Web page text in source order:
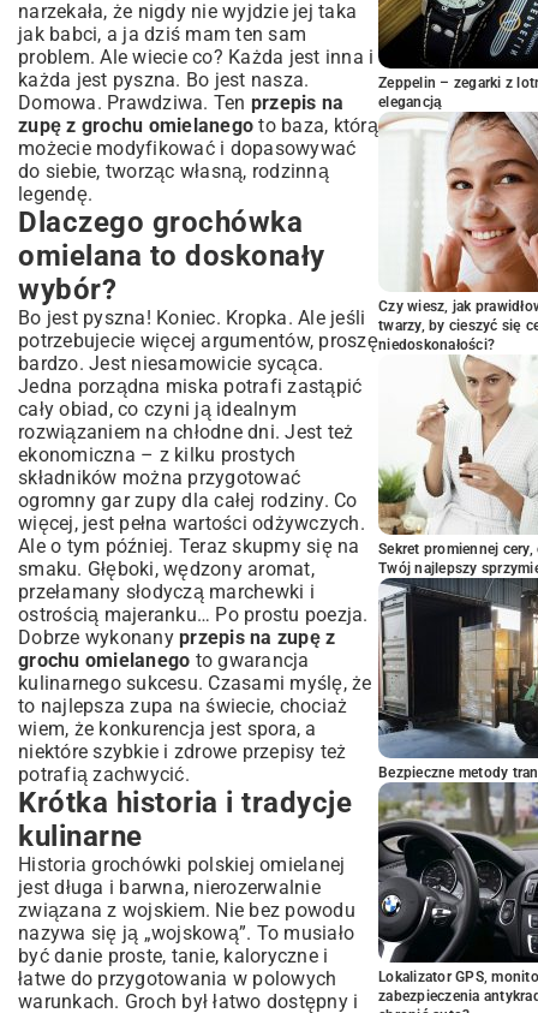
gotowanie
Warzywa i mięso – baza smaku
Łączenie składników i doprawianie
Czas gotowania i konsystencja –
perfekcyjny efekt
Wariacje i pomysły na wzbogacenie
smaku grochówki
Grochówka omielana w wersji
wegetariańskiej i wegańskiej
Dodatki mięsne, które odmienią Twoją
zupę
Egzotyczne przyprawy – dla odważnych
kucharzy
Inspiracje z różnych kuchni świata
Korzyści zdrowotne grochu omielanego
– dlaczego warto jeść?
Bogactwo białka i błonnika
Witaminy i minerały w każdej łyżce
Grochówka a dieta – czy to dobry wybór?
Praktyczne porady i wskazówki szefa
kuchni
Jak przechowywać grochówkę omielaną?
Rozgrzewanie i odświeżanie smaku
Serwowanie – z czym najlepiej smakuje?
Podsumowanie: Twoja nowa ulubiona
zupa!
narzekała, że nigdy nie wyjdzie jej taka
jak babci, a ja dziś mam ten sam
problem. Ale wiecie co? Każda jest inna i
każda jest pyszna. Bo jest nasza.
Domowa. Prawdziwa. Ten przepis na
zupę z grochu omielanego to baza, którą
możecie modyfikować i dopasowywać
do siebie, tworząc własną, rodzinną
legendę.
Dlaczego grochówka
omielana to doskonały
wybór?
Bo jest pyszna! Koniec. Kropka. Ale jeśli
potrzebujecie więcej argumentów, proszę
bardzo. Jest niesamowicie sycąca.
Jedna porządna miska potrafi zastąpić
cały obiad, co czyni ją idealnym
rozwiązaniem na chłodne dni. Jest też
ekonomiczna – z kilku prostych
składników można przygotować
ogromny gar zupy dla całej rodziny. Co
więcej, jest pełna wartości odżywczych.
Ale o tym później. Teraz skupmy się na
smaku. Głęboki, wędzony aromat,
przełamany słodyczą marchewki i
ostrością majeranku… Po prostu poezja.
Dobrze wykonany przepis na zupę z
grochu omielanego to gwarancja
kulinarnego sukcesu. Czasami myślę, że
to najlepsza zupa na świecie, chociaż
wiem, że konkurencja jest spora, a
niektóreszybkie i zdrowe przepisy też
potrafią zachwycić.
Krótka historia i tradycje
kulinarne
Historia grochówki polskiej omielanej
jest długa i barwna, nierozerwalnie
związana z wojskiem. Nie bez powodu
nazywa się ją „wojskową”. To musiało
być danie proste, tanie, kaloryczne i
łatwe do przygotowania w polowych
warunkach. Groch był łatwo dostępny i
Zeppelin – zegarki z
elegancją
Czy wiesz, jak
twarzy, by cieszyć się
niedoskonałości?
Sekret promiennej
Twój najlepszy
Bezpieczne metody
Lokalizator GPS,
zabezpieczenia